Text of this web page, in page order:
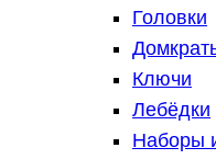
Головки
Ключи
Лебёдки
Наборы